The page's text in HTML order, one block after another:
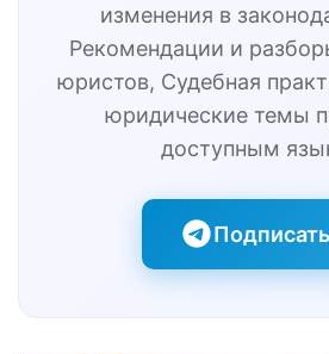
изменения в
Рекомендации и
юристов, Судебная
юридические темы
доступным